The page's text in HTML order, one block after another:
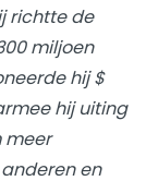
richtte de
miljoen
hij $
hij uiting
meer
en